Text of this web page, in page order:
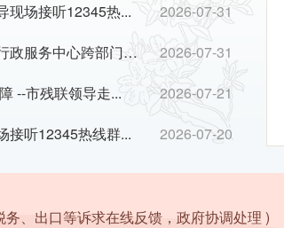
现场接听12345热...
2026-07-31
【即接即办】浈江区行政服务中心跨部门联动...
2026-07-31
--市残联领导走...
2026-07-21
接听12345热线群...
2026-07-20
务、出口等诉求在线反馈，政府协调处理 )